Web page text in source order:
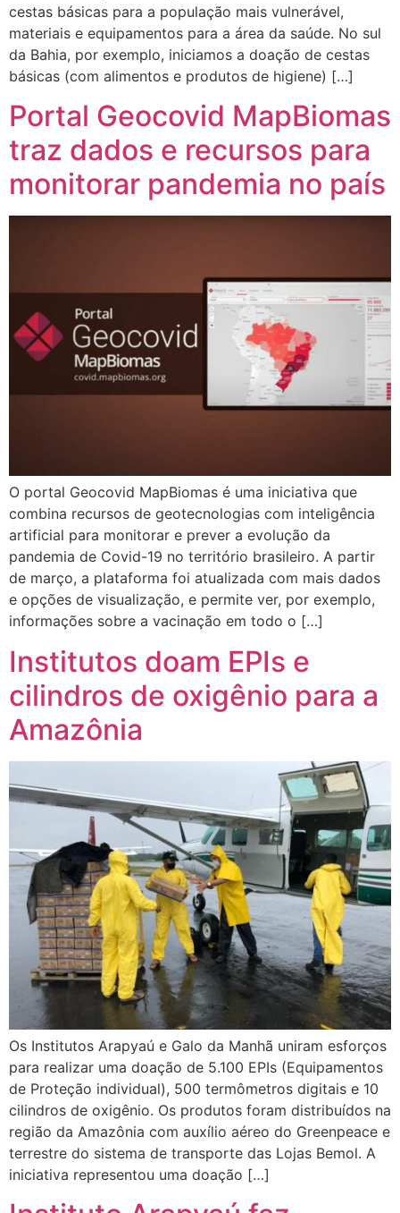
cestas básicas para a população mais vulnerável,
materiais e equipamentos para a área da saúde. No sul
da Bahia, por exemplo, iniciamos a doação de cestas
básicas (com alimentos e produtos de higiene) […]
Portal Geocovid MapBiomas
traz dados e recursos para
monitorar pandemia no país
O portal Geocovid MapBiomas é uma iniciativa que
combina recursos de geotecnologias com inteligência
artificial para monitorar e prever a evolução da
pandemia de Covid-19 no território brasileiro. A partir
de março, a plataforma foi atualizada com mais dados
e opções de visualização, e permite ver, por exemplo,
informações sobre a vacinação em todo o […]
Institutos doam EPIs e
cilindros de oxigênio para a
Amazônia
Os Institutos Arapyaú e Galo da Manhã uniram esforços
para realizar uma doação de 5.100 EPIs (Equipamentos
de Proteção individual), 500 termômetros digitais e 10
cilindros de oxigênio. Os produtos foram distribuídos na
região da Amazônia com auxílio aéreo do Greenpeace e
terrestre do sistema de transporte das Lojas Bemol. A
iniciativa representou uma doação […]